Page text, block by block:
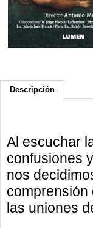
Descripción
Al escuchar
confusiones
nos
comprensión
las uniones